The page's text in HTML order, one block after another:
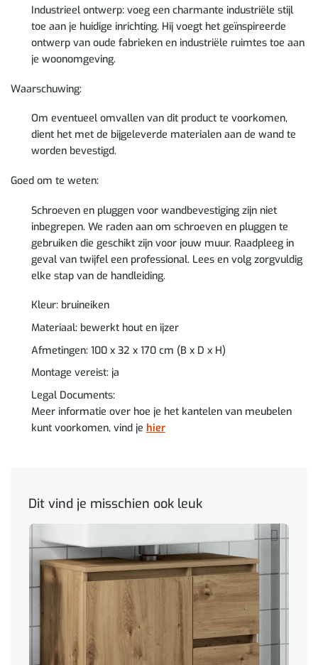
Industrieel ontwerp: voeg een charmante industriële stijl
toe aan je huidige inrichting. Hij voegt het geïnspireerde
ontwerp van oude fabrieken en industriële ruimtes toe aan
je woonomgeving.
Waarschuwing:
Om eventueel omvallen van dit product te voorkomen,
dient het met de bijgeleverde materialen aan de wand te
worden bevestigd.
Goed om te weten:
Schroeven en pluggen voor wandbevestiging zijn niet
inbegrepen. We raden aan om schroeven en pluggen te
gebruiken die geschikt zijn voor jouw muur. Raadpleeg in
geval van twijfel een professional. Lees en volg zorgvuldig
elke stap van de handleiding.
Kleur: bruineiken
Materiaal: bewerkt hout en ijzer
Afmetingen: 100 x 32 x 170 cm (B x D x H)
Montage vereist: ja
Legal Documents:
Meer informatie over hoe je het kantelen van meubelen
kunt voorkomen, vind je hier
Dit vind je misschien ook leuk